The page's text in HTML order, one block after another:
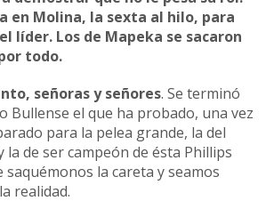
en Molina, la sexta al hilo, para
líder. Los de Mapeka se sacaron
todo.
señoras y señores. Se terminó
Bullense el que ha probado, una vez
para la pelea grande, la del
la de ser campeón de ésta Phillips
la careta y seamos
realidad.